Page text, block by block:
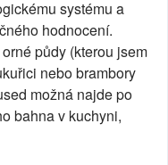
systému a
hodnocení.
půdy (kterou jsem
nebo brambory
možná najde po
bahna v kuchyni,